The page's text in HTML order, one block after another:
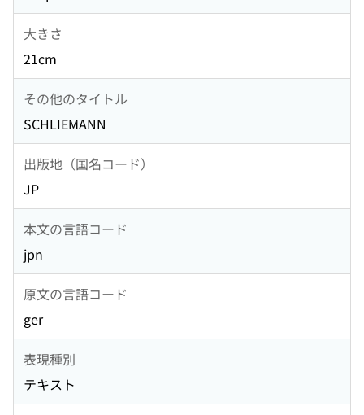
大きさ
21cm
その他のタイトル
SCHLIEMANN
出版地（国名コード）
JP
本文の言語コード
jpn
原文の言語コード
ger
表現種別
テキスト